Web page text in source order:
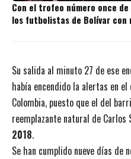
Con el trofeo número once
los futbolistas de Bolívar
Su salida al minuto 27 de ese
había encendido la alertas en
Colombia, puesto que el del
reemplazante natural de Carlos
2018.
Se han cumplido nueve días de